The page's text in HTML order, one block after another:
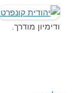
ודימיון מודרך.